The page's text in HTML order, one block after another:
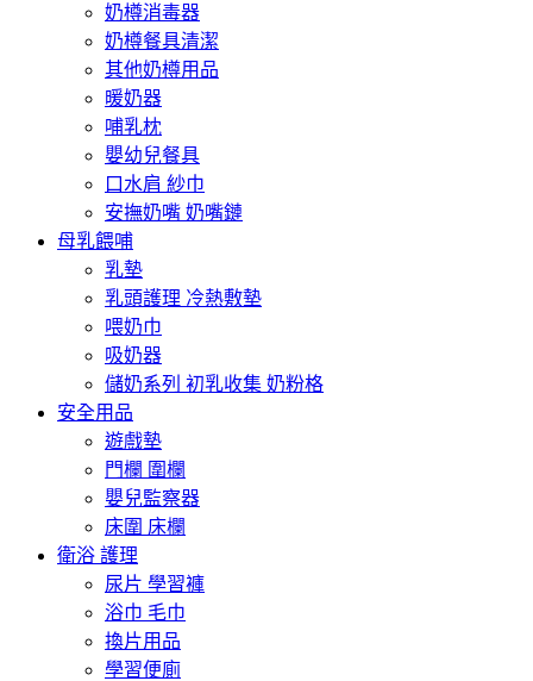
奶樽消毒器
奶樽餐具清潔
其他奶樽用品
暖奶器
哺乳枕
嬰幼兒餐具
口水肩 紗巾
安撫奶嘴 奶嘴鏈
母乳餵哺
乳墊
乳頭護理 冷熱敷墊
喂奶巾
吸奶器
儲奶系列 初乳收集 奶粉格
安全用品
遊戲墊
門欄 圍欄
嬰兒監察器
床圍 床欄
衛浴 護理
尿片 學習褲
浴巾 毛巾
換片用品
學習便廁